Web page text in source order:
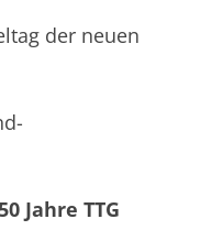
der neuen
Jahre TTG